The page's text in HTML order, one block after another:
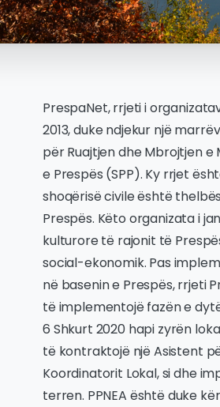
PrespaNet, rrjeti i
2013, duke ndjekur një
për Ruajtjen dhe Mbrojtjen e
e Prespës (SPP). Ky rrjet
shoqërisë civile është
Prespës. Këto organizata i
kulturore të rajonit të
social-ekonomik. Pas
në basenin e Prespës, rrjeti
të implementojë fazën e
6 Shkurt 2020 hapi zyrën
të kontraktojë një Asistent
Koordinatorit Lokal, si dhe
terren. PPNEA është duke